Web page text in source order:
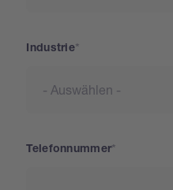
Industrie
Telefonnummer